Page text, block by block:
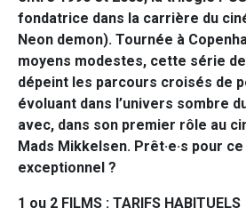
fondatrice dans la carrière du
Neon demon). Tournée à
moyens modestes, cette série
dépeint les parcours croisés de
évoluant dans l’univers sombre
avec, dans son premier rôle au
Mads Mikkelsen. Prêt·e·s pour
exceptionnel ?
1 ou 2 FILMS : TARIFS HABITUELS